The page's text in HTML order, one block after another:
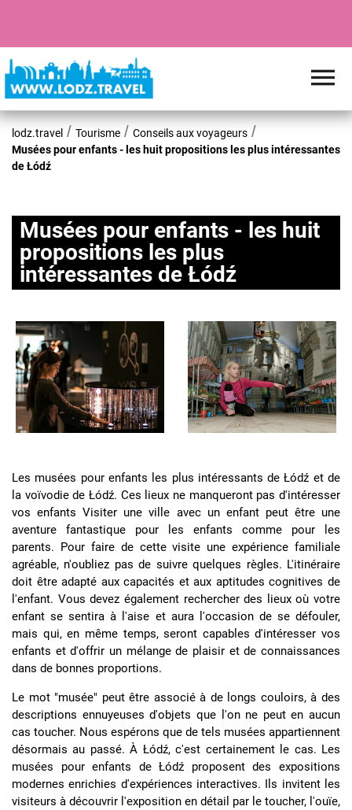
lodz.travel Tourisme
Conseils aux voyageurs
Musées pour enfants - les huit propositions les plus intéressantes
de Łódź
Musées pour enfants - les huit
propositions les plus
intéressantes de Łódź
Les musées pour enfants les plus intéressants de Łódź et de
la voïvodie de Łódź. Ces lieux ne manqueront pas d'intéresser
vos enfants Visiter une ville avec un enfant peut être une
aventure fantastique pour les enfants comme pour les
parents. Pour faire de cette visite une expérience familiale
agréable, n'oubliez pas de suivre quelques règles. L'itinéraire
doit être adapté aux capacités et aux aptitudes cognitives de
l'enfant. Vous devez également rechercher des lieux où votre
enfant se sentira à l'aise et aura l'occasion de se défouler,
mais qui, en même temps, seront capables d'intéresser vos
enfants et d'offrir un mélange de plaisir et de connaissances
dans de bonnes proportions.
Le mot "musée" peut être associé à de longs couloirs, à des
descriptions ennuyeuses d'objets que l'on ne peut en aucun
cas toucher. Nous espérons que de tels musées appartiennent
désormais au passé. À Łódź, c'est certainement le cas. Les
musées pour enfants de Łódź proposent des expositions
modernes enrichies d'expériences interactives. Ils invitent les
visiteurs à découvrir l'exposition en détail par le toucher, l'ouïe,